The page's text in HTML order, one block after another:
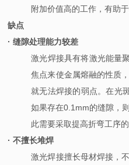
附加价值高的工作，有助
缺点
· 缝隙处理能力较差
激光焊接具有将激光能量
焦点来使金属熔融的性质
就无法焊接的弱点。在光
如果存在0.1mm的缝隙，
此需要采取提高折弯工序
· 不擅长堆焊
激光焊接擅长母材焊接，